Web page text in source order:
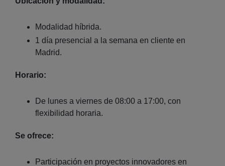
Modalidad híbrida.
1 día presencial a la semana en cliente en
Madrid.
Horario:
De lunes a viernes de 08:00 a 17:00, con
flexibilidad horaria.
Se ofrece:
Participación en proyectos innovadores en